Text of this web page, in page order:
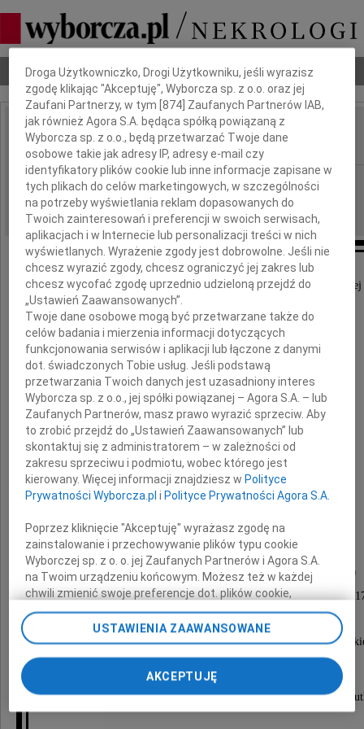
Nekrologi Odeszli Poradnik pogrzebowy
IMIĘ I NAZWISKO: Jerzy Staszkiewicz
REGION: Warszawa
DATA EMISJI: 26.09.2009
W dniu 24 września 2009 roku zmarł po długiej i
Jerzy Staszkiewicz
nasz ukochany Mąż, Tata i Dziadek
Msza święta żałobna odprawiona zostanie
dnia 28 września 2009 roku o godzinie 12.00
w kościele św. Katarzyny na Służewie, ul. Fosa
po czym nastąpi odprowadzenie do grobu
na Cmentarz Służewski Nowy przy ul.
O czym zawiadamiają pogrążone w głębokim
Dbamy o Twoją prywatność
Droga Użytkowniczko, Drogi Użytkowniku, jeśli wyrazisz
zgodę klikając "Akceptuję", Wyborcza sp. z o.o. oraz jej
Zaufani Partnerzy, w tym [874] Zaufanych Partnerów IAB,
jak również Agora S.A. będąca spółką powiązaną z
Wyborcza sp. z o.o., będą przetwarzać Twoje dane
osobowe takie jak adresy IP, adresy e-mail czy
identyfikatory plików cookie lub inne informacje zapisane w
tych plikach do celów marketingowych, w szczególności
na potrzeby wyświetlania reklam dopasowanych do
Twoich zainteresowań i preferencji w swoich serwisach,
aplikacjach i w Internecie lub personalizacji treści w nich
wyświetlanych. Wyrażenie zgody jest dobrowolne. Jeśli nie
chcesz wyrazić zgody, chcesz ograniczyć jej zakres lub
chcesz wycofać zgodę uprzednio udzieloną przejdź do
„Ustawień Zaawansowanych”.
Twoje dane osobowe mogą być przetwarzane także do
celów badania i mierzenia informacji dotyczących
funkcjonowania serwisów i aplikacji lub łączone z danymi
dot. świadczonych Tobie usług. Jeśli podstawą
przetwarzania Twoich danych jest uzasadniony interes
Wyborcza sp. z o.o., jej spółki powiązanej – Agora S.A. – lub
Zaufanych Partnerów, masz prawo wyrazić sprzeciw. Aby
to zrobić przejdź do „Ustawień Zaawansowanych” lub
skontaktuj się z administratorem – w zależności od
zakresu sprzeciwu i podmiotu, wobec którego jest
kierowany. Więcej informacji znajdziesz wPolityce
Prywatności Wyborcza.pl iPolityce Prywatności Agora S.A.
Poprzez kliknięcie "Akceptuję" wyrażasz zgodę na
zainstalowanie i przechowywanie plików typu cookie
Wyborczej sp. z o. o. jej Zaufanych Partnerów i Agora S.A.
na Twoim urządzeniu końcowym. Możesz też w każdej
chwili zmienić swoje preferencje dot. plików cookie,
ponownie wywołując narzędzie do zarządzania Twoimi
preferencjami dot. przetwarzania danych poprzez
odnośnik „Ustawienia prywatności” w stopce serwisu i
przechodząc do sekcji „Ustawienia zaawansowane”.
Zmiana ustawień plików cookie możliwa jest także za
pomocą ustawień przeglądarki.
USTAWIENIA ZAAWANSOWANE
AKCEPTUJĘ